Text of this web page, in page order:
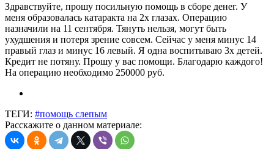
Здравствуйте, прошу посильную помощь в сборе денег. У
меня образовалась катаракта на 2х глазах. Операцию
назначили на 11 сентября. Тянуть нельзя, могут быть
ухудшения и потеря зрение совсем. Сейчас у меня минус 14
правый глаз и минус 16 левый. Я одна воспитываю 3х детей.
Кредит не потяну. Прошу у вас помощи. Благодарю каждого!
На операцию необходимо 250000 руб.
ТЕГИ: #помощь слепым
Расскажите о данном материале: